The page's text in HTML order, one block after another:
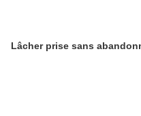
Lâcher prise sans